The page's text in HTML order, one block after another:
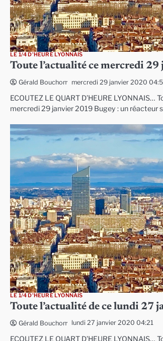
LE 1/4 D'HEURE LYONNAIS
Toute l’actualité ce mercredi
Gérald Bouchon mercredi 29 janvier 2020
ECOUTEZ LE QUART D’HEURE LYONNAIS…
mercredi 29 janvier 2019 Bugey : un réacteur
LE 1/4 D'HEURE LYONNAIS
Toute l’actualité de ce lundi 27
Gérald Bouchon lundi 27 janvier 2020 04:21
ECOUTEZ LE QUART D’HEURE LYONNAIS…